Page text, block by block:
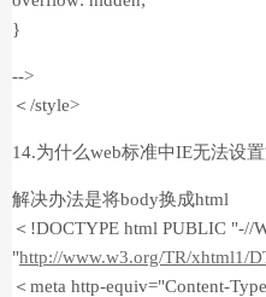
}
-->
＜/style>
14.为什么web标准中IE无法设
解决办法是将body换成html
＜!DOCTYPE html PUBLIC "-//
"http://www.w3.org/TR/xhtml1/
＜meta http-equiv="Content-